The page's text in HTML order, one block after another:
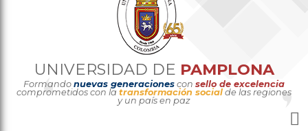
UNIVERSIDAD DE PAMPLONA
Formando nuevas generaciones con sello de excelencia
comprometidos con la transformación social de las regiones
y un país en paz